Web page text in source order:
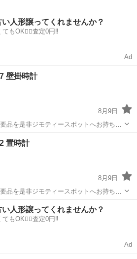
い人形譲ってくれませんか？
もOK🙆‍♀️査定0円‼️
Ad
壁掛時計
8月9日
を是非ジモティースポットへお持ち込
スポーツ・レジャー用品、こども用品、
、本、CD・DVDなどが無料でまとめて持
壁掛
置時計
8月9日
を是非ジモティースポットへお持ち込
スポーツ・レジャー用品、こども用品、
、本、CD・DVDなどが無料でまとめて持
現地
い人形譲ってくれませんか？
もOK🙆‍♀️査定0円‼️
Ad